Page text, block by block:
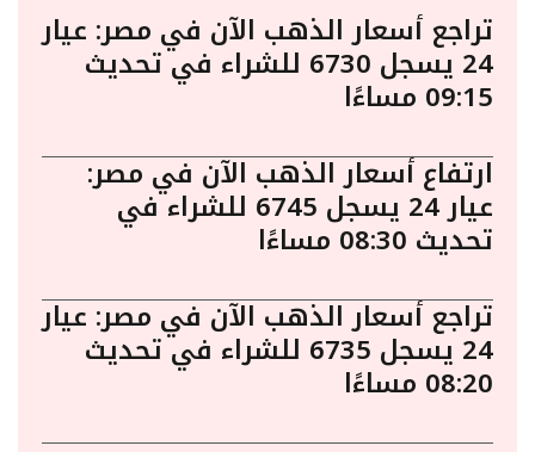
تراجع أسعار الذهب الآن في مصر: عيار
24 يسجل 6730 للشراء في تحديث
09:15 مساءًا
ارتفاع أسعار الذهب الآن في مصر:
عيار 24 يسجل 6745 للشراء في
تحديث 08:30 مساءًا
تراجع أسعار الذهب الآن في مصر: عيار
24 يسجل 6735 للشراء في تحديث
08:20 مساءًا